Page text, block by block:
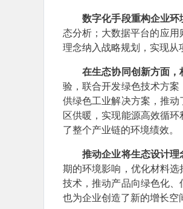
数字化手段重构企业环
态分析；大数据平台的应用
理念纳入战略规划，实现从
在生态协同创新方面
验，联合开发绿色技术方
供绿色工业解决方案，推
区供暖，实现能源高效循
了整个产业链的环境绩效。
推动企业将生态设计理
期的环境影响，优化材料
技术，推动产品向绿色化、
也为企业创造了新的增长空